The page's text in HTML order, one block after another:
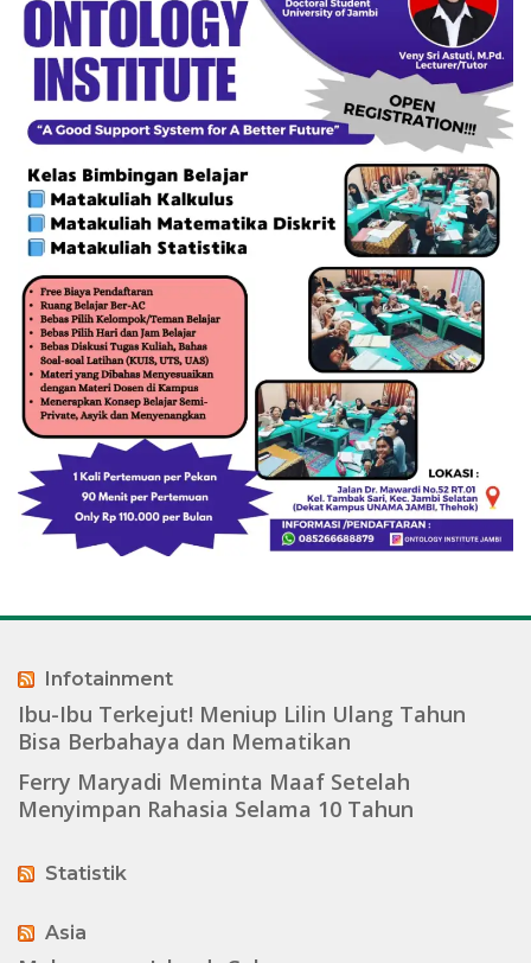
Infotainment
Ibu-Ibu Terkejut! Meniup Lilin Ulang Tahun
Bisa Berbahaya dan Mematikan
Ferry Maryadi Meminta Maaf Setelah
Menyimpan Rahasia Selama 10 Tahun
Statistik
Asia